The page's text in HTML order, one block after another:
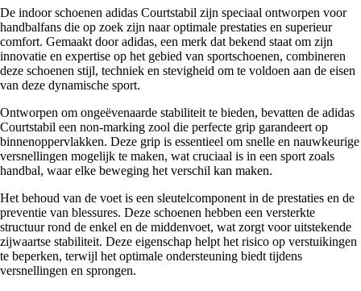
De indoor schoenen adidas Courtstabil zijn speciaal ontworpen voor
handbalfans die op zoek zijn naar optimale prestaties en superieur
comfort. Gemaakt door adidas, een merk dat bekend staat om zijn
innovatie en expertise op het gebied van sportschoenen, combineren
deze schoenen stijl, techniek en stevigheid om te voldoen aan de eisen
van deze dynamische sport.
Ontworpen om ongeëvenaarde stabiliteit te bieden, bevatten de adidas
Courtstabil een non-marking zool die perfecte grip garandeert op
binnenoppervlakken. Deze grip is essentieel om snelle en nauwkeurige
versnellingen mogelijk te maken, wat cruciaal is in een sport zoals
handbal, waar elke beweging het verschil kan maken.
Het behoud van de voet is een sleutelcomponent in de prestaties en de
preventie van blessures. Deze schoenen hebben een versterkte
structuur rond de enkel en de middenvoet, wat zorgt voor uitstekende
zijwaartse stabiliteit. Deze eigenschap helpt het risico op verstuikingen
te beperken, terwijl het optimale ondersteuning biedt tijdens
versnellingen en sprongen.